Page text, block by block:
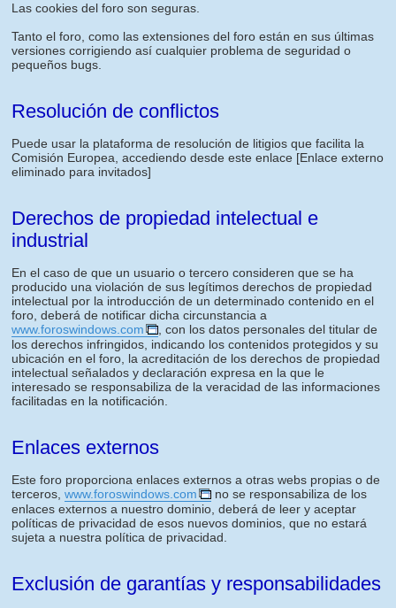
Las cookies del foro son seguras.
Tanto el foro, como las extensiones del foro están en sus últimas
versiones corrigiendo así cualquier problema de seguridad o
pequeños bugs.
Resolución de conflictos
Puede usar la plataforma de resolución de litigios que facilita la
Comisión Europea, accediendo desde este enlace [Enlace externo
eliminado para invitados]
Derechos de propiedad intelectual e
industrial
En el caso de que un usuario o tercero consideren que se ha
producido una violación de sus legítimos derechos de propiedad
intelectual por la introducción de un determinado contenido en el
foro, deberá de notificar dicha circunstancia a
www.foroswindows.com
, con los datos personales del titular de
los derechos infringidos, indicando los contenidos protegidos y su
ubicación en el foro, la acreditación de los derechos de propiedad
intelectual señalados y declaración expresa en la que le
interesado se responsabiliza de la veracidad de las informaciones
facilitadas en la notificación.
Enlaces externos
Este foro proporciona enlaces externos a otras webs propias o de
terceros, www.foroswindows.com
no se responsabiliza de los
enlaces externos a nuestro dominio, deberá de leer y aceptar
políticas de privacidad de esos nuevos dominios, que no estará
sujeta a nuestra política de privacidad.
Exclusión de garantías y responsabilidades